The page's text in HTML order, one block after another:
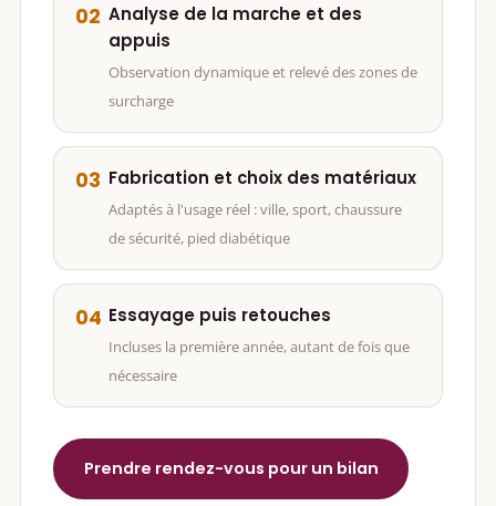
02 Analyse de la marche et des
appuis
Observation dynamique et relevé des zones de
surcharge
03 Fabrication et choix des matériaux
Adaptés à l'usage réel : ville, sport, chaussure
de sécurité, pied diabétique
04 Essayage puis retouches
Incluses la première année, autant de fois que
nécessaire
Prendre rendez-vous pour un bilan